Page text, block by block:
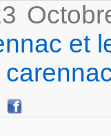
et